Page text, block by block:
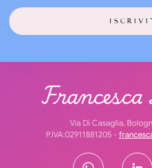
Via Di Casaglia,
P.IVA:02911881205 -